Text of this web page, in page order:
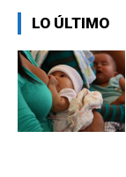
LO ÚLTIMO